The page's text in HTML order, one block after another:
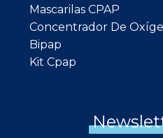
Mascarilas CPAP
Concentrador De
Bipap
Kit Cpap